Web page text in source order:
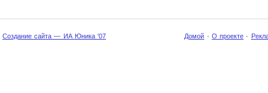
Создание сайта — ИА Юника '07 Домой · О проекте ·